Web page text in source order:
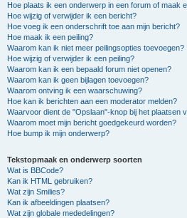
Hoe plaats ik een onderwerp in een forum of maak
Hoe wijzig of verwijder ik een bericht?
Hoe voeg ik een onderschrift toe aan mijn bericht?
Hoe maak ik een peiling?
Waarom kan ik niet meer peilingsopties toevoegen?
Hoe wijzig of verwijder ik een peiling?
Waarom kan ik een bepaald forum niet openen?
Waarom kan ik geen bijlagen toevoegen?
Waarom ontving ik een waarschuwing?
Hoe kan ik berichten aan een moderator melden?
Waarvoor dient de "Opslaan"-knop bij het plaatsen
Waarom moet mijn bericht goedgekeurd worden?
Hoe bump ik mijn onderwerp?
Tekstopmaak en onderwerp soorten
Wat is BBCode?
Kan ik HTML gebruiken?
Wat zijn Smilies?
Kan ik afbeeldingen plaatsen?
Wat zijn globale mededelingen?